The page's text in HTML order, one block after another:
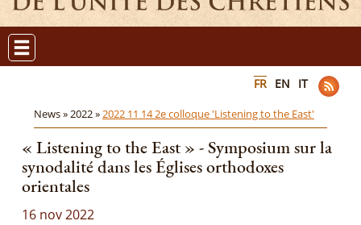
FR EN IT
News »2022 »2022 11 14 2e colloque 'Listening to the East'
« Listening to the East » - Symposium sur la
synodalité dans les Églises orthodoxes
orientales
16 nov 2022